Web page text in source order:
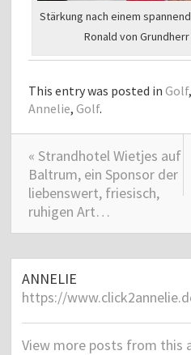
Stärkung nach einem
Ronald von
This entry was posted inGolf,
Annelie,Golf.
« Strandhotel Wietjes auf
Baltrum, ein Sponsor der
liebenswert, friesisch,
ruhigen Art…
ANNELIE
https://
View more posts from this